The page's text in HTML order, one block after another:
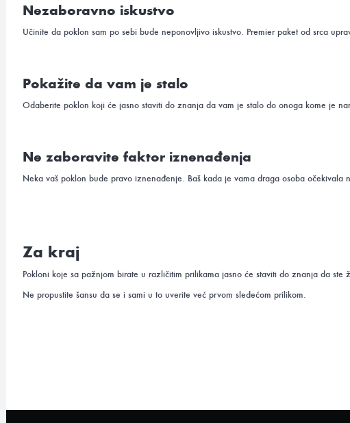
Nezaboravno iskustvo
Učinite da poklon sam po sebi bude neponovljivo iskustvo. Premier paket od srca
Pokažite da vam je stalo
Odaberite poklon koji će jasno staviti do znanja da vam je stalo do onoga kome je
Ne zaboravite faktor iznenađenja
Neka vaš poklon bude pravo iznenađenje. Baš kada je vama draga osoba
Za kraj
Pokloni koje sa pažnjom birate u različitim prilikama jasno će staviti do znanja da
Ne propustite šansu da se i sami u to uverite već prvom sledećom prilikom.